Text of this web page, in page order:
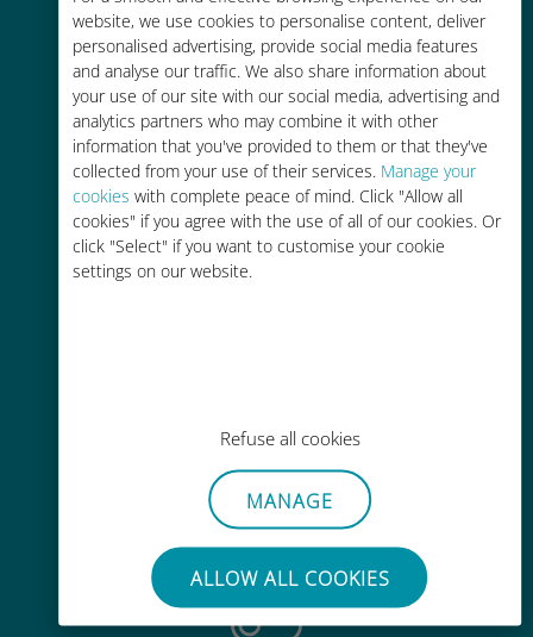
website, we use cookies to personalise content, deliver
personalised advertising, provide social media features
and analyse our traffic. We also share information about
your use of our site with our social media, advertising and
analytics partners who may combine it with other
information that you've provided to them or that they've
collected from your use of their services. Manage your
cookies with complete peace of mind. Click "Allow all
cookies" if you agree with the use of all of our cookies. Or
click "Select" if you want to customise your cookie
settings on our website.
Refuse all cookies
MANAGE
ALLOW ALL COOKIES
Bis zu 90 % günstiger als Roaming-
Gebühren bei Ihrem bisherigen
Anbieter
Einfaches Aufladen
Überall über die Ubigi-App, auch
Mühelos
Sie müssen Ihre bestehende SIM-
Karte nicht entfernen